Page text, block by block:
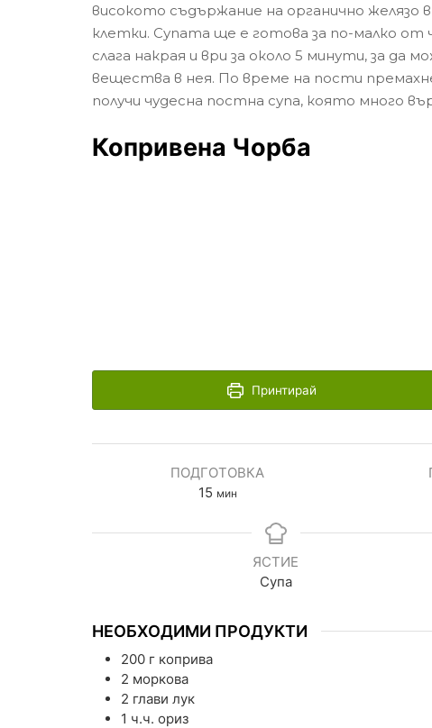
високото съдържание на органично желязо
клетки. Супата ще е готова за по-малко от
слага накрая и ври за около 5 минути, за да
вещества в нея. По време на пости
получи чудесна постна супа, която много
Копривена Чорба
Принтирай
ПОДГОТОВКА
15 мин
ЯСТИЕ
Супа
НЕОБХОДИМИ ПРОДУКТИ
200 г коприва
2 моркова
2 глави лук
1 ч.ч. ориз